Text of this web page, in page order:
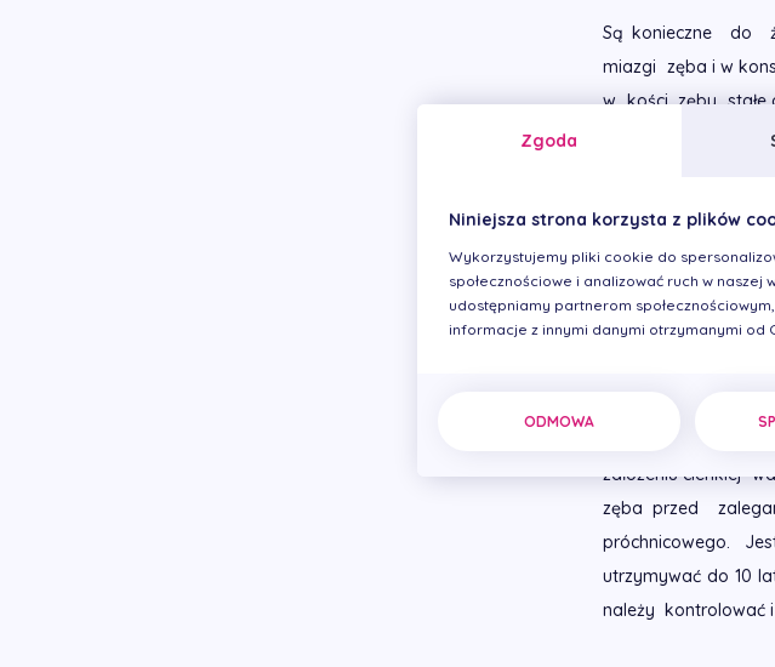
Są konieczne do
miazgi zęba i w
w kości zęby stałe
stałych i
powstawaniu
ogólnej ilości
próchnicy na innych
W jaki sposób
Poprzez lakowanie
założeniu cienkiej
zęba przed
próchnicowego.
utrzymywać do 10
należy kontrolować
Zgoda
Niniejsza strona korzysta z plików
Wykorzystujemy pliki cookie do
społecznościowe i analizować ruch w naszej
udostępniamy partnerom
informacje z innymi danymi otrzymanymi od
ODMOWA